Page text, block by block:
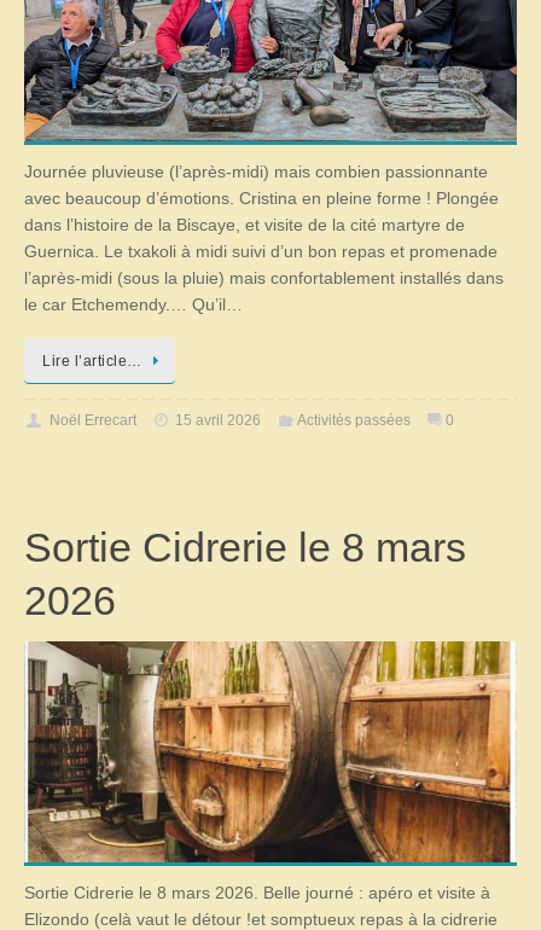
Journée pluvieuse (l’après-midi) mais combien passionnante
avec beaucoup d’émotions. Cristina en pleine forme ! Plongée
dans l’histoire de la Biscaye, et visite de la cité martyre de
Guernica. Le txakoli à midi suivi d’un bon repas et promenade
l’après-midi (sous la pluie) mais confortablement installés dans
le car Etchemendy.… Qu’il…
Lire l’article…
Noël Errecart 15 avril 2026 Activités passées 0
Sortie Cidrerie le 8 mars
2026
Sortie Cidrerie le 8 mars 2026. Belle journé : apéro et visite à
Elizondo (celà vaut le détour !et somptueux repas à la cidrerie